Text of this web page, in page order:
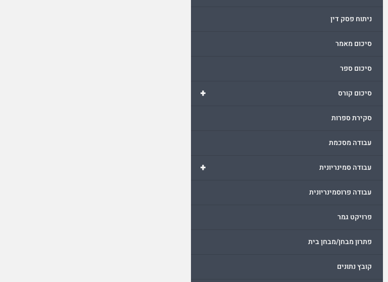
ניתוח פסק דין
סיכום מאמר
סיכום ספר
+ סיכום קורס
סקירת ספרות
עבודה מסכמת
+ עבודה סמינריונית
עבודה פרוסמינריונית
פרויקט גמר
פתרון מבחן/מבחן בית
קובץ נתונים